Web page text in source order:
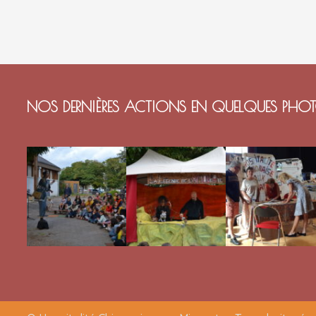
NOS DERNIÈRES ACTIONS EN QUELQUES